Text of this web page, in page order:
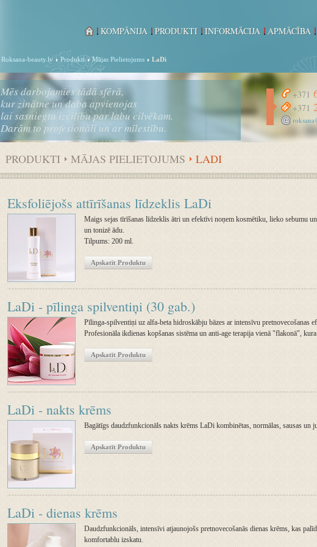
Mēs darbojamies tādā sfērā,
kur zinātne un daba apvienojas
lai sasniegtu izcilību par labu cilvēkam.
Darām to profesionāli un ar mīlestību.
+371
+371
Roksana-beauty.lv Produkti Mājas Pielietojums LaDi
KOMPĀNIJA PRODUKTI INFORMĀCIJA APMĀCĪBA
PRODUKTI MĀJAS PIELIETOJUMS LADI
Eksfoliējošs attīrīšanas līdzeklis LaDi
Maigs sejas tīrīšanas līdzeklis ātri un efektīvi noņem kosmētiku, lieko sebumu
un tonizē ādu.
Tilpums: 200 ml.
Apskatīt Produktu
LaDi - pīlinga spilventiņi (30 gab.)
Pīlinga-spilventiņi uz alfa-beta hidroskābju bāzes ar intensīvu pretnovecošanas
Profesionāla ikdienas kopšanas sistēma un anti-age terapija vienā "flakonā",
Apskatīt Produktu
LaDi - nakts krēms
Bagātīgs daudzfunkcionāls nakts krēms LaDi kombinētas, normālas, sausas un
Apskatīt Produktu
LaDi - dienas krēms
Daudzfunkcionāls, intensīvi atjaunojošs pretnovecošanās dienas krēms, kas
komfortablu izskatu.